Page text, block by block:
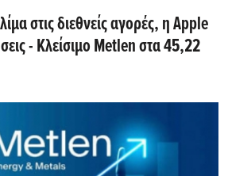
στις διεθνείς αγορές, η Apple
- Kλείσιμο Metlen στα 45,22